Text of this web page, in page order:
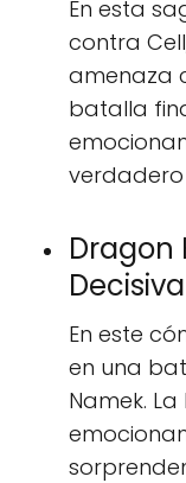
En esta
contra
amenaza
batalla
Dragon
En este
en una
Namek.